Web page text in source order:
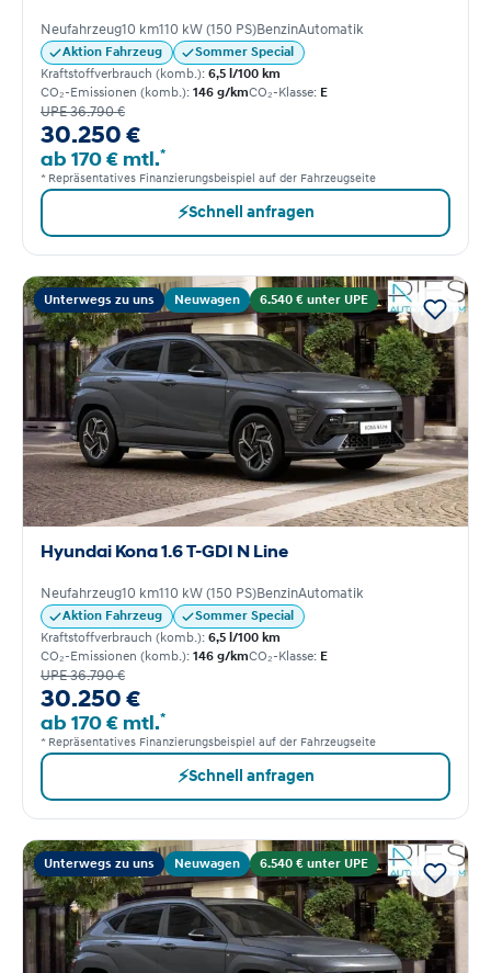
Neufahrzeug10 km110 kW (150 PS)BenzinAutomatik
Aktion Fahrzeug
Sommer Special
Kraftstoffverbrauch (komb.): 6,5 l/100 km
CO₂-Emissionen (komb.): 146 g/kmCO₂-Klasse: E
UPE 36.790 €
30.250 €
ab 170 € mtl.*
* Repräsentatives Finanzierungsbeispiel auf der Fahrzeugseite
⚡Schnell anfragen
Unterwegs zu uns Neuwagen 6.540 € unter UPE
Hyundai Kona 1.6 T-GDI N Line
Neufahrzeug10 km110 kW (150 PS)BenzinAutomatik
Aktion Fahrzeug
Sommer Special
Kraftstoffverbrauch (komb.): 6,5 l/100 km
CO₂-Emissionen (komb.): 146 g/kmCO₂-Klasse: E
UPE 36.790 €
30.250 €
ab 170 € mtl.*
* Repräsentatives Finanzierungsbeispiel auf der Fahrzeugseite
⚡Schnell anfragen
Unterwegs zu uns Neuwagen 6.540 € unter UPE